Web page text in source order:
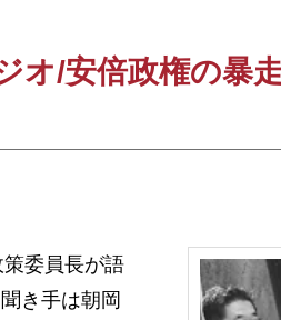
/安倍政権の暴
策委員長が語
き手は朝岡